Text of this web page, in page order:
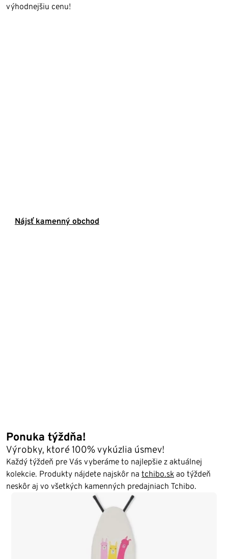
výhodnejšiu cenu!
Nájsť kamenný obchod
Ponuka týždňa!
Výrobky, ktoré 100% vykúzlia úsmev!
Každý týždeň pre Vás vyberáme to najlepšie z aktuálnej
kolekcie. Produkty nájdete najskôr na tchibo.sk ao týždeň
neskôr aj vo všetkých kamenných predajniach Tchibo.